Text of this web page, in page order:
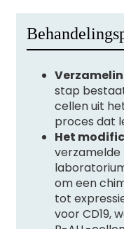
stap
cellen uit
proces dat
Het
om een
tot
voor CD19,